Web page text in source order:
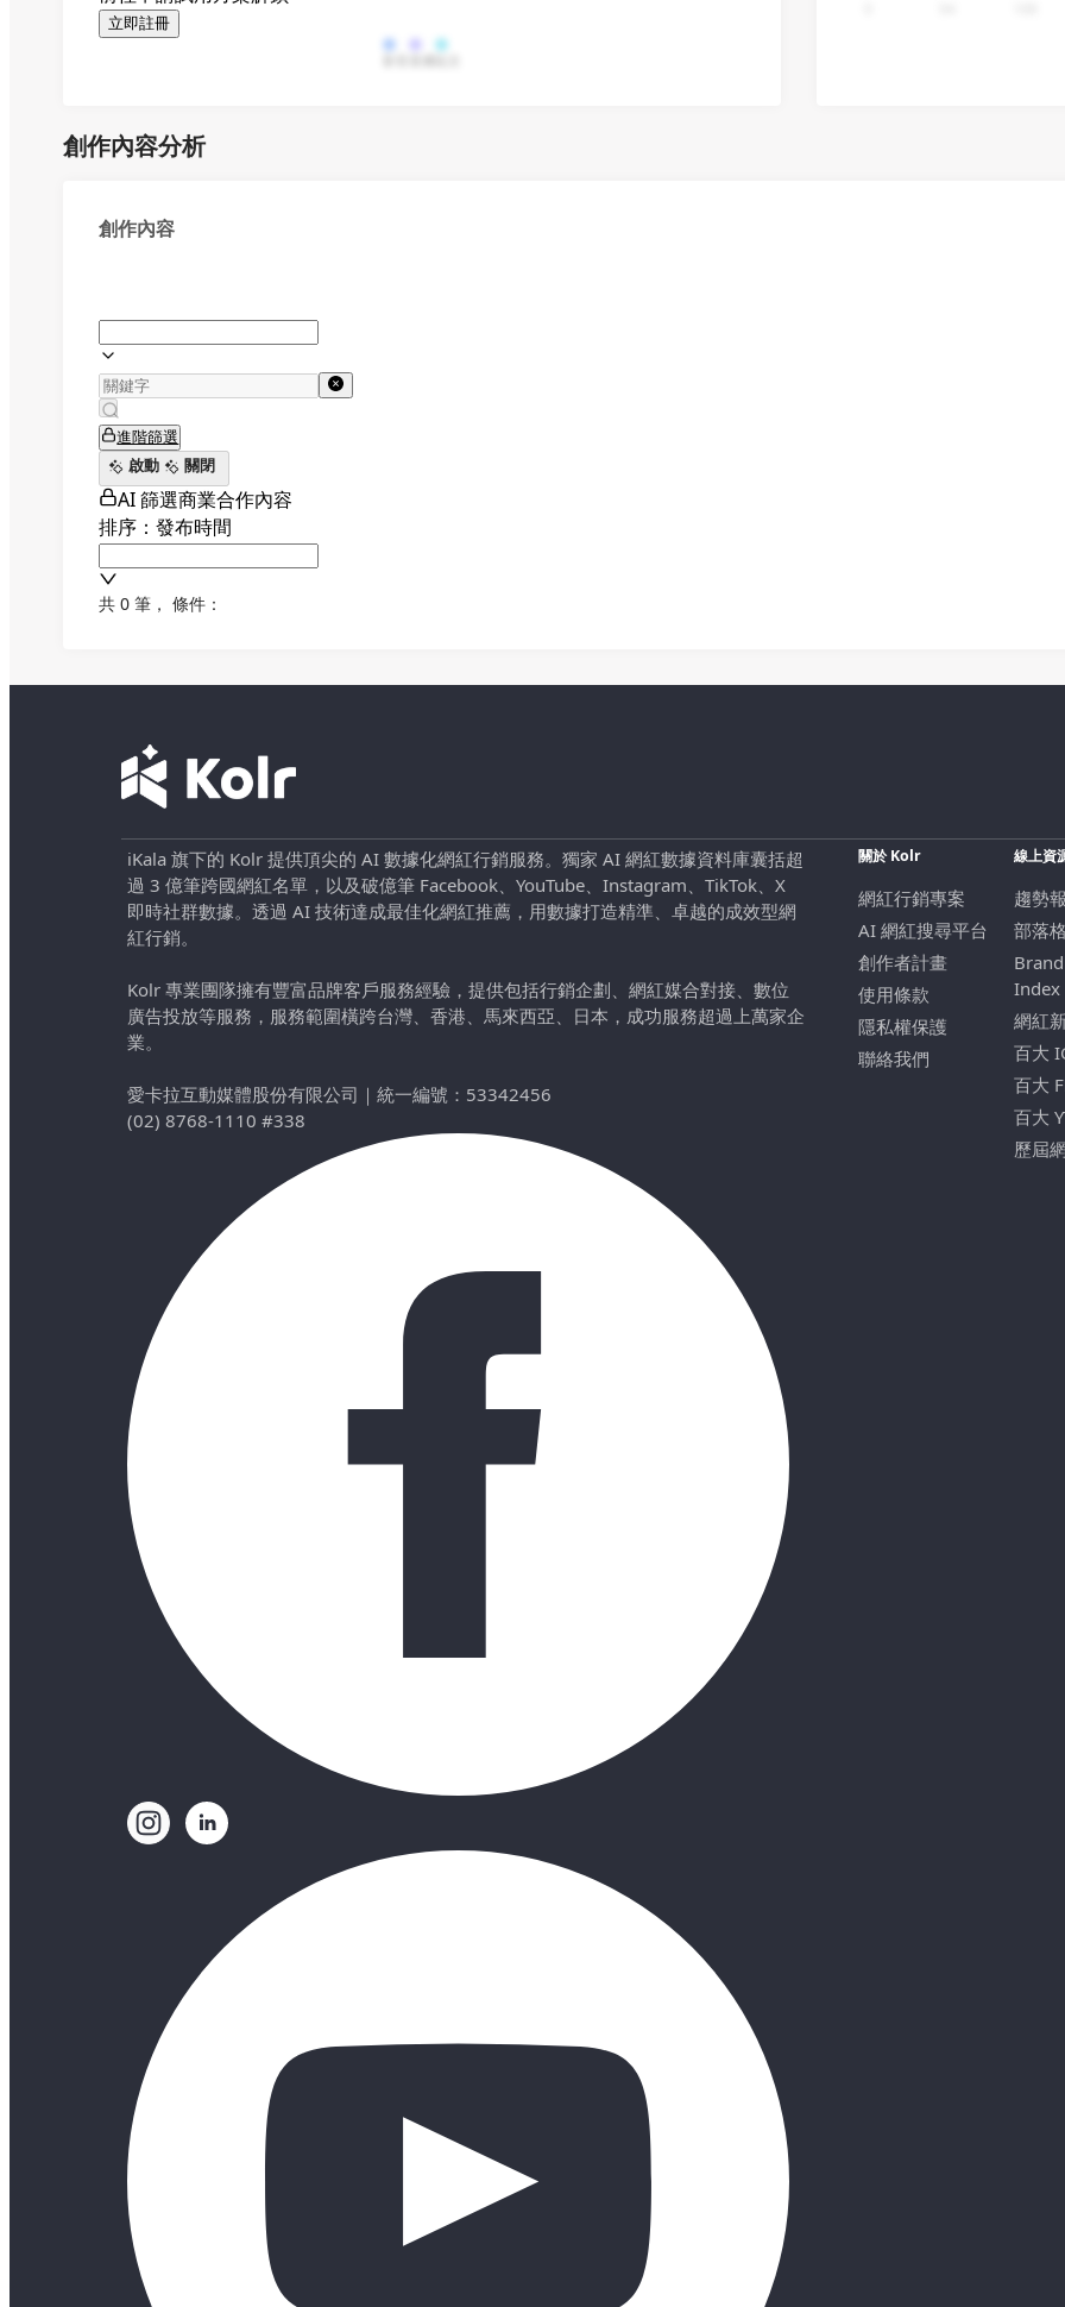
立即註冊
創作內容分析
創作內容
進階篩選
啟動
關閉
AI 篩選商業合作內容
排序：發布時間
共 0 筆 ， 條件：
iKala 旗下的 Kolr 提供頂尖的 AI 數據化網紅行銷服務。獨家 AI 網紅數據資料庫囊括超
過 3 億筆跨國網紅名單，以及破億筆 Facebook、YouTube、Instagram、TikTok、X
即時社群數據。透過 AI 技術達成最佳化網紅推薦，用數據打造精準、卓越的成效型網
紅行銷。
Kolr 專業團隊擁有豐富品牌客戶服務經驗，提供包括行銷企劃、網紅媒合對接、數位
廣告投放等服務，服務範圍橫跨台灣、香港、馬來西亞、日本，成功服務超過上萬家企
業。
愛卡拉互動媒體股份有限公司 ｜ 統一編號：53342456
(02) 8768-1110 #338
關於 Kolr
網紅行銷專案
AI 網紅搜尋平台
創作者計畫
使用條款
隱私權保護
聯絡我們
線上資
趨勢
部落格
Index
網紅
百大
百大
百大
歷屆